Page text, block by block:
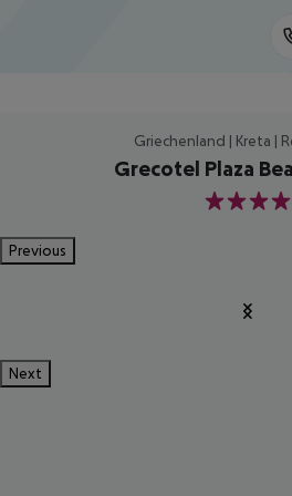
Griechenland | Kreta |
Grecotel Plaza
4
Previous
Next